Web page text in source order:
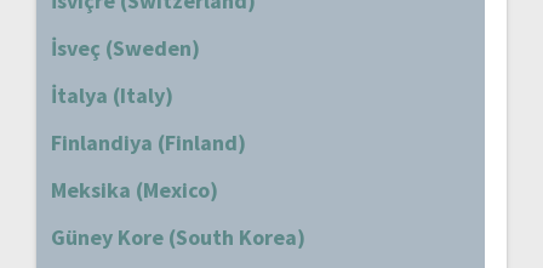
İsveç (Sweden)
İtalya (Italy)
Finlandiya (Finland)
Meksika (Mexico)
Güney Kore (South Korea)